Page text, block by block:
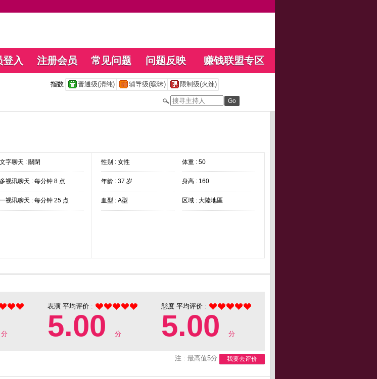
登入 注册会员 常见问题 问题反映 赚钱联盟专区
指数 普通级(清纯) 辅导级(暧昧) 限制级(火辣)
字聊天 : 關閉
视讯聊天 : 每分钟 8 点
视讯聊天 : 每分钟 25 点
性别 : 女性 体重 : 50
年龄 : 37 岁 身高 : 160
血型 : A型 区域 : 大陸地區
分
表演 平均评价 :
5.00 分
態度 平均评价 :
5.00 分
注 : 最高值5分 我要去评价